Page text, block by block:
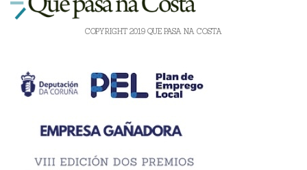
COPYRIGHT 2019 QUE PASA NA COSTA